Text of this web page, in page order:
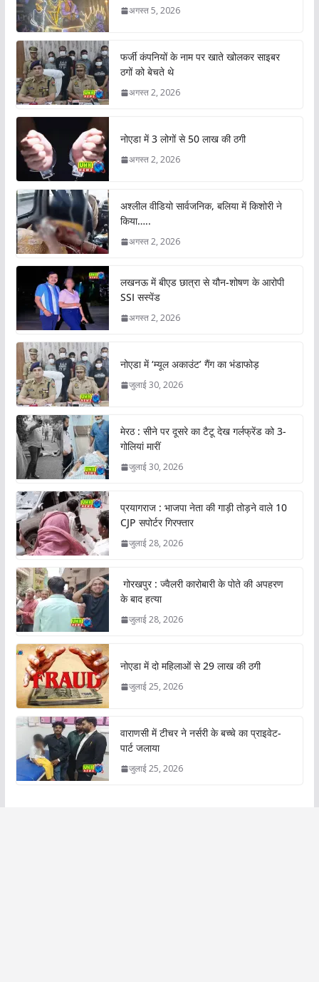
अगस्त 5, 2026
फर्जी कंपनियों के नाम पर खाते खोलकर साइबर
ठगों को बेचते थे
अगस्त 2, 2026
नोएडा में 3 लोगों से 50 लाख की ठगी
अगस्त 2, 2026
अश्लील वीडियो सार्वजनिक, बलिया में किशोरी ने
किया…..
अगस्त 2, 2026
लखनऊ में बीएड छात्रा से यौन-शोषण के आरोपी
SSI सस्पेंड
अगस्त 2, 2026
नोएडा में ‘म्यूल अकाउंट’ गैंग का भंडाफोड़
जुलाई 30, 2026
मेरठ : सीने पर दूसरे का टैटू देख गर्लफ्रेंड को 3-
गोलियां मारीं
जुलाई 30, 2026
प्रयागराज : भाजपा नेता की गाड़ी तोड़ने वाले 10
CJP सपोर्टर गिरफ्तार
जुलाई 28, 2026
गोरखपुर : ज्वैलरी कारोबारी के पोते की अपहरण
के बाद हत्या
जुलाई 28, 2026
नोएडा में दो महिलाओं से 29 लाख की ठगी
जुलाई 25, 2026
वाराणसी में टीचर ने नर्सरी के बच्चे का प्राइवेट-
पार्ट जलाया
जुलाई 25, 2026